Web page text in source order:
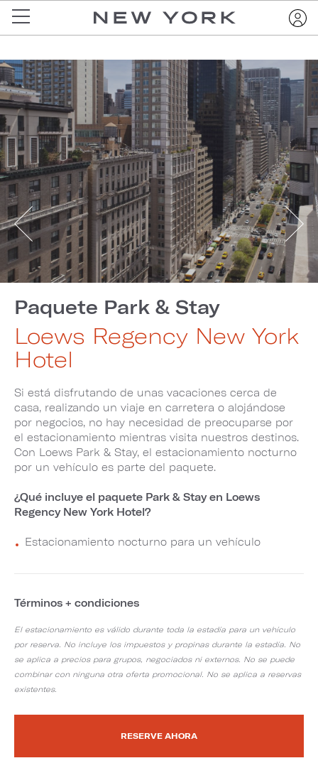
Paquete Park & Stay
Loews Regency New York
Hotel
Si está disfrutando de unas vacaciones cerca de
casa, realizando un viaje en carretera o alojándose
por negocios, no hay necesidad de preocuparse por
el estacionamiento mientras visita nuestros destinos.
Con Loews Park & Stay, el estacionamiento nocturno
por un vehículo es parte del paquete.
¿Qué incluye el paquete Park & Stay en Loews
Regency New York Hotel?
Estacionamiento nocturno para un vehículo
Términos + condiciones
El estacionamiento es válido durante toda la estadía para un vehículo
por reserva. No incluye los impuestos y propinas durante la estadía. No
se aplica a precios para grupos, negociados ni externos. No se puede
combinar con ninguna otra oferta promocional. No se aplica a reservas
existentes.
RESERVE AHORA